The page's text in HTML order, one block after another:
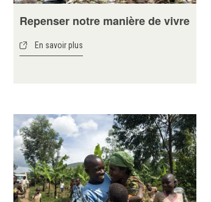
Repenser notre manière de vivre
En savoir plus